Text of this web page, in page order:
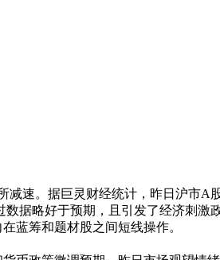
。据巨灵财经统计，昨日沪市A
据略好于预期，且引发了经济刺
蓝筹和题材股之间短线操作。